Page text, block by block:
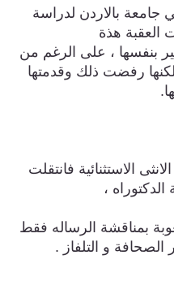
بالاردن لدراسة
العقبة هذة
بنفسها ، على الرغم من
لكنها رفضت ذلك وقدمتها
الاستثنائية فانتقلت
،
بمناقشة الرساله فقط
و التلفاز .